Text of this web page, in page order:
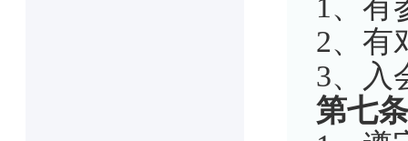
1、有
2、有
3、入
第七条